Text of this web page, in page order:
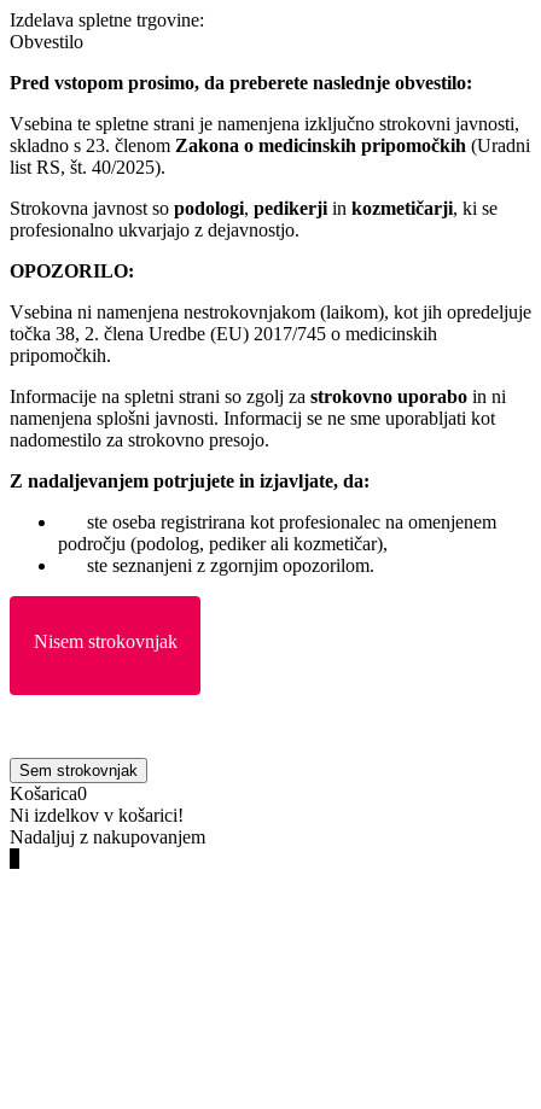
Izdelava spletne trgovine:
Obvestilo
Pred vstopom prosimo, da preberete naslednje obvestilo:
Vsebina te spletne strani je namenjena izključno strokovni javnosti,
skladno s 23. členom Zakona o medicinskih pripomočkih (Uradni
list RS, št. 40/2025).
Strokovna javnost so podologi, pedikerji in kozmetičarji, ki se
profesionalno ukvarjajo z dejavnostjo.
OPOZORILO:
Vsebina ni namenjena nestrokovnjakom (laikom), kot jih opredeljuje
točka 38, 2. člena Uredbe (EU) 2017/745 o medicinskih
pripomočkih.
Informacije na spletni strani so zgolj za strokovno uporabo in ni
namenjena splošni javnosti. Informacij se ne sme uporabljati kot
nadomestilo za strokovno presojo.
Z nadaljevanjem potrjujete in izjavljate, da:
ste oseba registrirana kot profesionalec na omenjenem
področju (podolog, pediker ali kozmetičar),
ste seznanjeni z zgornjim opozorilom.
Nisem strokovnjak
Sem strokovnjak
Košarica0
Ni izdelkov v košarici!
Nadaljuj z nakupovanjem